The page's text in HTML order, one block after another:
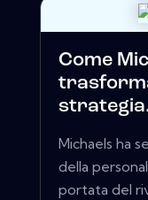
Come
Michaels ha
della
portata del